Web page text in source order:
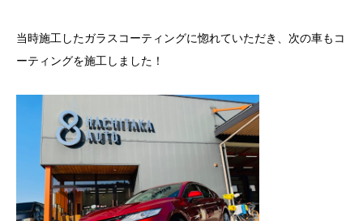
当時施工したガラスコーティングに惚れていただき、次の車もコ
ーティングを施工しました！